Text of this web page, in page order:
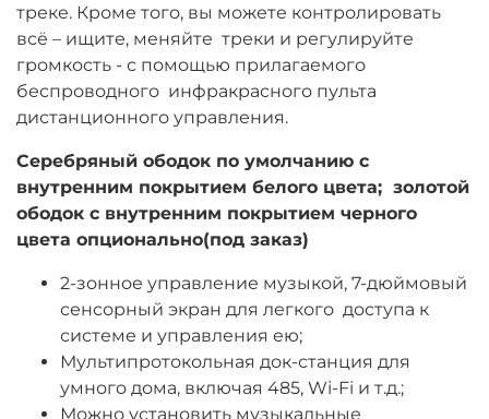
треке. Кроме того, вы можете контролировать
всё – ищите, меняйте треки и регулируйте
громкость - с помощью прилагаемого
беспроводного инфракрасного пульта
дистанционного управления.
Серебряный ободок по умолчанию с
внутренним покрытием белого цвета; золотой
ободок с внутренним покрытием черного
цвета опционально(под заказ)
2-зонное управление музыкой, 7-дюймовый
сенсорный экран для легкого доступа к
системе и управления ею;
Мультипротокольная док-станция для
умного дома, включая 485, Wi-Fi и т.д.;
Можно установить музыкальные